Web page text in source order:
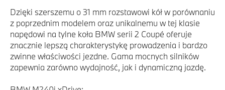
Dzięki szerszemu o 31 mm rozstawowi kół w porównaniu
z poprzednim modelem oraz unikalnemu w tej klasie
napędowi na tylne koła BMW serii 2 Coupé oferuje
znacznie lepszą charakterystykę prowadzenia i bardzo
zwinne właściwości jezdne. Gama mocnych silników
zapewnia zarówno wydajność, jak i dynamiczną jazdę.